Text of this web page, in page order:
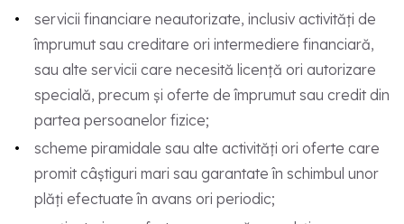
servicii financiare neautorizate, inclusiv activități de
împrumut sau creditare ori intermediere financiară,
sau alte servicii care necesită licență ori autorizare
specială, precum și oferte de împrumut sau credit din
partea persoanelor fizice;
scheme piramidale sau alte activități ori oferte care
promit câștiguri mari sau garantate în schimbul unor
plăți efectuate în avans ori periodic;